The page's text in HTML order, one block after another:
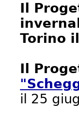
Il
Torino
Il
il 25